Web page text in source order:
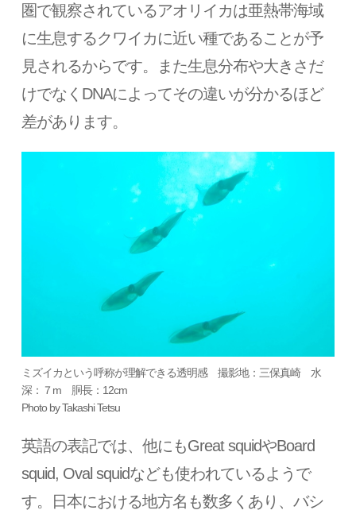
圏で観察されているアオリイカは亜熱帯海域
に生息するクワイカに近い種であることが予
見されるからです。また生息分布や大きさだ
けでなくDNAによってその違いが分かるほど
差があります。
ミズイカという呼称が理解できる透明感 撮影地：三保真崎 水
深：７m 胴長：12cm
Photo by Takashi Tetsu
英語の表記では、他にもGreat squidやBoard
squid, Oval squidなども使われているようで
す。日本における地方名も数多くあり、バシ